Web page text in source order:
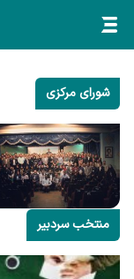
شورای مرکزی
منتخب سردبیر